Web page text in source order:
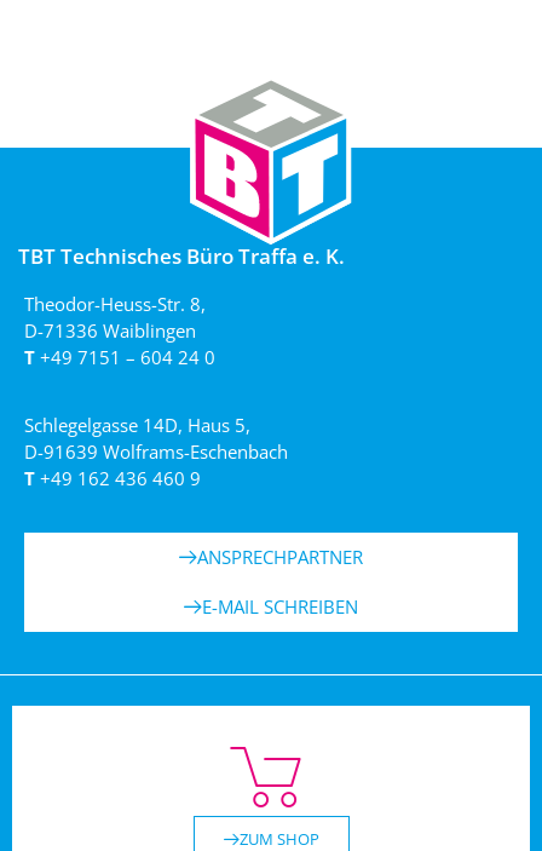
TBT Technisches Büro Traffa e. K.
Theodor-Heuss-Str. 8,
D-71336 Waiblingen
T +49 7151 – 604 24 0
Schlegelgasse 14D, Haus 5,
D-91639 Wolframs-Eschenbach
T +49 162 436 460 9
ANSPRECHPARTNER
E-MAIL SCHREIBEN
ZUM SHOP